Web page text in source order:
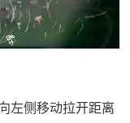
左侧移动拉开距离